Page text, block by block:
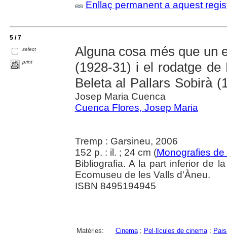
Enllaç permanent a aquest
5 / 7
select
print
Alguna cosa més que un
(1928-31) i el rodatge
Beleta al Pallars Sobirà
Josep Maria Cuenca
Cuenca Flores, Josep Maria
Tremp : Garsineu, 2006
152 p. : il. ; 24 cm (Monografies
Bibliografia. A la part inferior de
Ecomuseu de les Valls d'Àneu.
ISBN 8495194945
Matèries: Cinema; Pel·lícules de cinema;